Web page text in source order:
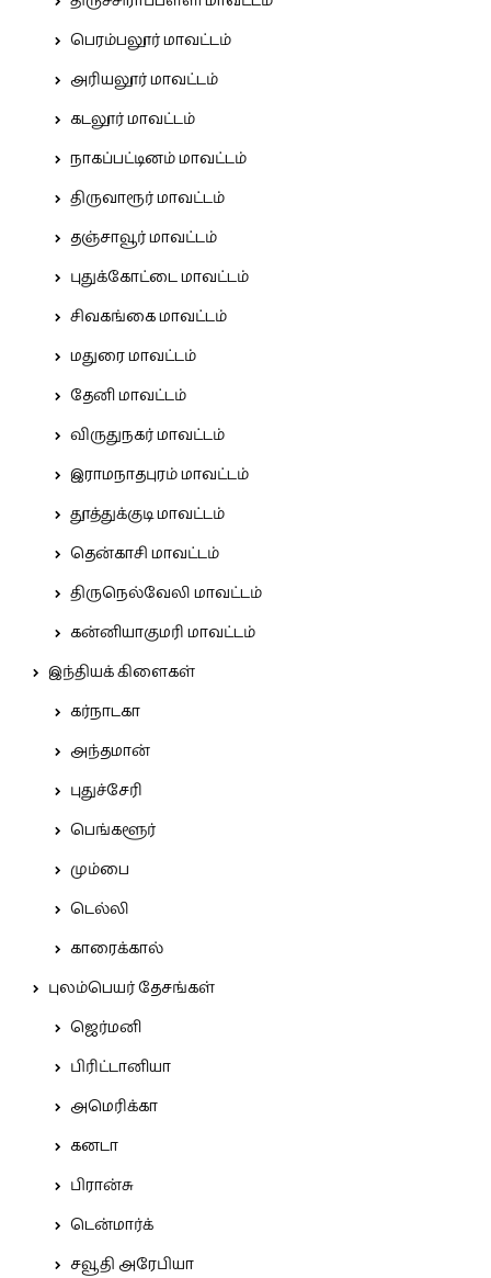
பெரம்பலூர் மாவட்டம்
அரியலூர் மாவட்டம்
கடலூர் மாவட்டம்
நாகப்பட்டினம் மாவட்டம்
திருவாரூர் மாவட்டம்
தஞ்சாவூர் மாவட்டம்
புதுக்கோட்டை மாவட்டம்
சிவகங்கை மாவட்டம்
மதுரை மாவட்டம்
தேனி மாவட்டம்
விருதுநகர் மாவட்டம்
இராமநாதபுரம் மாவட்டம்
தூத்துக்குடி மாவட்டம்
தென்காசி மாவட்டம்
திருநெல்வேலி மாவட்டம்
கன்னியாகுமரி மாவட்டம்
இந்தியக் கிளைகள்
கர்நாடகா
அந்தமான்
புதுச்சேரி
பெங்களூர்
மும்பை
டெல்லி
காரைக்கால்
புலம்பெயர் தேசங்கள்
ஜெர்மனி
பிரிட்டானியா
அமெரிக்கா
கனடா
பிரான்சு
டென்மார்க்
சவூதி அரேபியா